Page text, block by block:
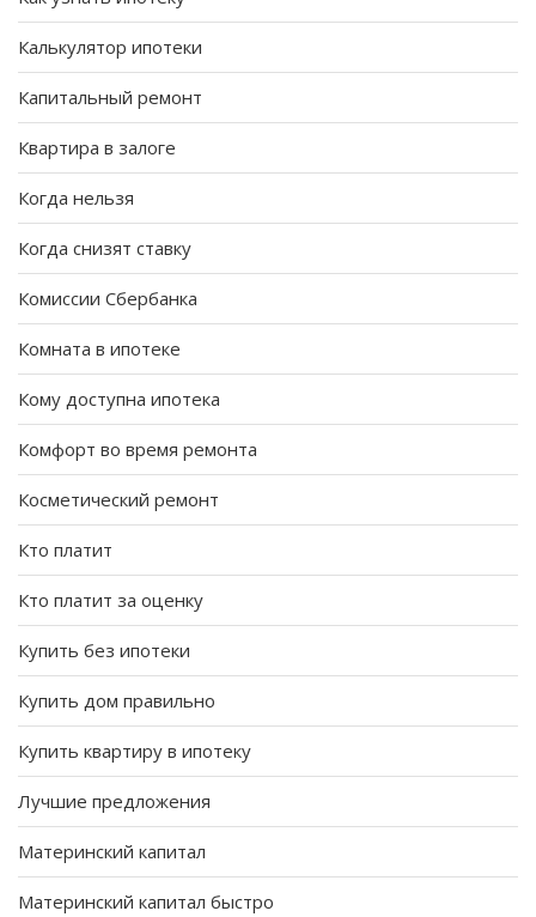
Калькулятор ипотеки
Капитальный ремонт
Квартира в залоге
Когда нельзя
Когда снизят ставку
Комиссии Сбербанка
Комната в ипотеке
Кому доступна ипотека
Комфорт во время ремонта
Косметический ремонт
Кто платит
Кто платит за оценку
Купить без ипотеки
Купить дом правильно
Купить квартиру в ипотеку
Лучшие предложения
Материнский капитал
Материнский капитал быстро